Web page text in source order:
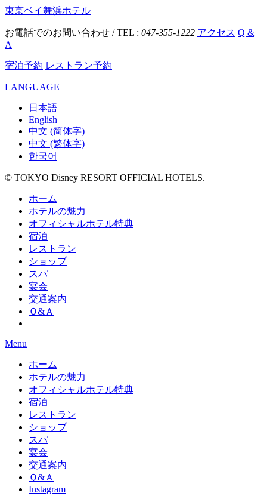
東京ベイ舞浜ホテル
お電話でのお問い合わせ / TEL : 047-355-1222 アクセス Q &
A
宿泊予約 レストラン予約
LANGUAGE
日本語
English
中文 (简体字)
中文 (繁体字)
한국어
© TOKYO Disney RESORT OFFICIAL HOTELS.
ホーム
ホテルの魅力
オフィシャルホテル特典
宿泊
レストラン
ショップ
スパ
宴会
交通案内
Ｑ&Ａ
Menu
ホーム
ホテルの魅力
オフィシャルホテル特典
宿泊
レストラン
ショップ
スパ
宴会
交通案内
Ｑ&Ａ
Instagram